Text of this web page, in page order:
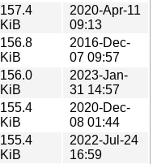
157.4
KiB
2020-Apr-11
09:13
156.8
KiB
2016-Dec-
07 09:57
156.0
KiB
2023-Jan-
31 14:57
155.4
KiB
2020-Dec-
08 01:44
155.4
KiB
2022-Jul-24
16:59